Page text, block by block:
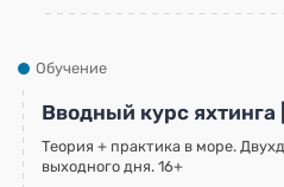
Обучение
Вводный курс яхтинга
Теория + практика в море.
выходного дня. 16+